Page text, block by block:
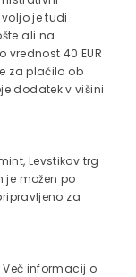
je tudi
ali na
vrednost 40 EUR
za plačilo ob
dodatek v višini
Levstikov trg
je možen po
za
informacij o